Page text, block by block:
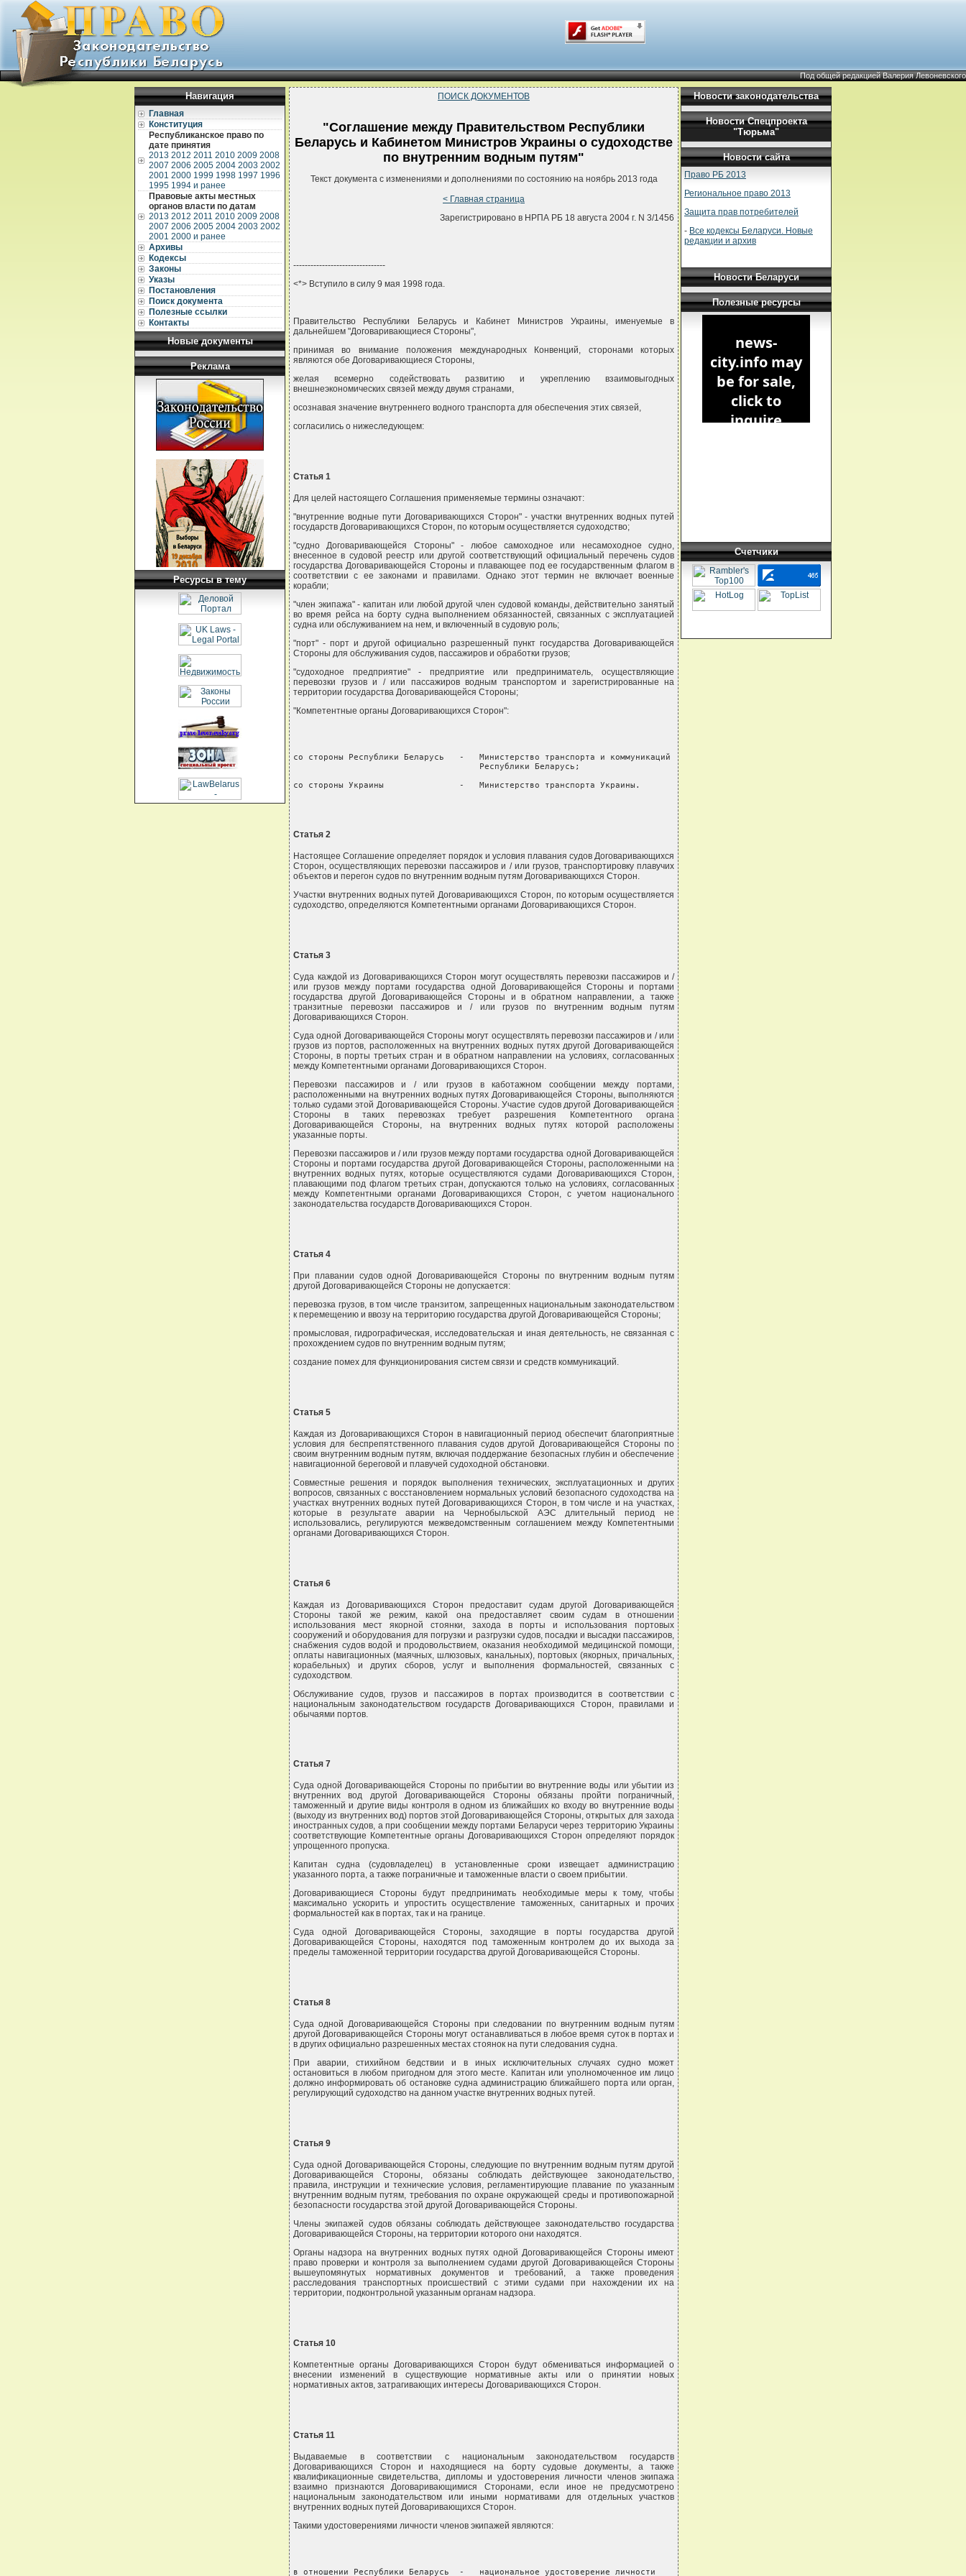
Под общей редакцией Валерия Левоневского
Навигация
Главная
Конституция
Республиканское право по
дате принятия
2013 2012 2011 2010 2009 2008
2007 2006 2005 2004 2003 2002
2001 2000 1999 1998 1997 1996
1995 1994 и ранее
Правовые акты местных
органов власти по датам
2013 2012 2011 2010 2009 2008
2007 2006 2005 2004 2003 2002
2001 2000 и ранее
Архивы
Кодексы
Законы
Указы
Постановления
Поиск документа
Полезные ссылки
Контакты
Новые документы
Реклама
Ресурсы в тему
ПОИСК ДОКУМЕНТОВ
"Соглашение между Правительством Республики
Беларусь и Кабинетом Министров Украины о судоходстве
по внутренним водным путям"
Текст документа с изменениями и дополнениями по состоянию на ноябрь 2013 года
< Главная страница
Зарегистрировано в НРПА РБ 18 августа 2004 г. N 3/1456
--------------------------------
<*> Вступило в силу 9 мая 1998 года.
Правительство Республики Беларусь и Кабинет Министров Украины, именуемые в
дальнейшем "Договаривающиеся Стороны",
принимая во внимание положения международных Конвенций, сторонами которых
являются обе Договаривающиеся Стороны,
желая всемерно содействовать развитию и укреплению взаимовыгодных
внешнеэкономических связей между двумя странами,
осознавая значение внутреннего водного транспорта для обеспечения этих связей,
согласились о нижеследующем:
Статья 1
Для целей настоящего Соглашения применяемые термины означают:
"внутренние водные пути Договаривающихся Сторон" - участки внутренних водных путей
государств Договаривающихся Сторон, по которым осуществляется судоходство;
"судно Договаривающейся Стороны" - любое самоходное или несамоходное судно,
внесенное в судовой реестр или другой соответствующий официальный перечень судов
государства Договаривающейся Стороны и плавающее под ее государственным флагом в
соответствии с ее законами и правилами. Однако этот термин не включает военные
корабли;
"член экипажа" - капитан или любой другой член судовой команды, действительно занятый
во время рейса на борту судна выполнением обязанностей, связанных с эксплуатацией
судна или обслуживанием на нем, и включенный в судовую роль;
"порт" - порт и другой официально разрешенный пункт государства Договаривающейся
Стороны для обслуживания судов, пассажиров и обработки грузов;
"судоходное предприятие" - предприятие или предприниматель, осуществляющие
перевозки грузов и / или пассажиров водным транспортом и зарегистрированные на
территории государства Договаривающейся Стороны;
"Компетентные органы Договаривающихся Сторон":
со стороны Республики Беларусь   -   Министерство транспорта и коммуникаций
                                     Республики Беларусь;
со стороны Украины               -   Министерство транспорта Украины.
Статья 2
Настоящее Соглашение определяет порядок и условия плавания судов Договаривающихся
Сторон, осуществляющих перевозки пассажиров и / или грузов, транспортировку плавучих
объектов и перегон судов по внутренним водным путям Договаривающихся Сторон.
Участки внутренних водных путей Договаривающихся Сторон, по которым осуществляется
судоходство, определяются Компетентными органами Договаривающихся Сторон.
Статья 3
Суда каждой из Договаривающихся Сторон могут осуществлять перевозки пассажиров и /
или грузов между портами государства одной Договаривающейся Стороны и портами
государства другой Договаривающейся Стороны и в обратном направлении, а также
транзитные перевозки пассажиров и / или грузов по внутренним водным путям
Договаривающихся Сторон.
Суда одной Договаривающейся Стороны могут осуществлять перевозки пассажиров и / или
грузов из портов, расположенных на внутренних водных путях другой Договаривающейся
Стороны, в порты третьих стран и в обратном направлении на условиях, согласованных
между Компетентными органами Договаривающихся Сторон.
Перевозки пассажиров и / или грузов в каботажном сообщении между портами,
расположенными на внутренних водных путях Договаривающейся Стороны, выполняются
только судами этой Договаривающейся Стороны. Участие судов другой Договаривающейся
Стороны в таких перевозках требует разрешения Компетентного органа
Договаривающейся Стороны, на внутренних водных путях которой расположены
указанные порты.
Перевозки пассажиров и / или грузов между портами государства одной Договаривающейся
Стороны и портами государства другой Договаривающейся Стороны, расположенными на
внутренних водных путях, которые осуществляются судами Договаривающихся Сторон,
плавающими под флагом третьих стран, допускаются только на условиях, согласованных
между Компетентными органами Договаривающихся Сторон, с учетом национального
законодательства государств Договаривающихся Сторон.
Статья 4
При плавании судов одной Договаривающейся Стороны по внутренним водным путям
другой Договаривающейся Стороны не допускается:
перевозка грузов, в том числе транзитом, запрещенных национальным законодательством
к перемещению и ввозу на территорию государства другой Договаривающейся Стороны;
промысловая, гидрографическая, исследовательская и иная деятельность, не связанная с
прохождением судов по внутренним водным путям;
создание помех для функционирования систем связи и средств коммуникаций.
Статья 5
Каждая из Договаривающихся Сторон в навигационный период обеспечит благоприятные
условия для беспрепятственного плавания судов другой Договаривающейся Стороны по
своим внутренним водным путям, включая поддержание безопасных глубин и обеспечение
навигационной береговой и плавучей судоходной обстановки.
Совместные решения и порядок выполнения технических, эксплуатационных и других
вопросов, связанных с восстановлением нормальных условий безопасного судоходства на
участках внутренних водных путей Договаривающихся Сторон, в том числе и на участках,
которые в результате аварии на Чернобыльской АЭС длительный период не
использовались, регулируются межведомственным соглашением между Компетентными
органами Договаривающихся Сторон.
Статья 6
Каждая из Договаривающихся Сторон предоставит судам другой Договаривающейся
Стороны такой же режим, какой она предоставляет своим судам в отношении
использования мест якорной стоянки, захода в порты и использования портовых
сооружений и оборудования для погрузки и разгрузки судов, посадки и высадки пассажиров,
снабжения судов водой и продовольствием, оказания необходимой медицинской помощи,
оплаты навигационных (маячных, шлюзовых, канальных), портовых (якорных, причальных,
корабельных) и других сборов, услуг и выполнения формальностей, связанных с
судоходством.
Обслуживание судов, грузов и пассажиров в портах производится в соответствии с
национальным законодательством государств Договаривающихся Сторон, правилами и
обычаями портов.
Статья 7
Суда одной Договаривающейся Стороны по прибытии во внутренние воды или убытии из
внутренних вод другой Договаривающейся Стороны обязаны пройти пограничный,
таможенный и другие виды контроля в одном из ближайших ко входу во внутренние воды
(выходу из внутренних вод) портов этой Договаривающейся Стороны, открытых для захода
иностранных судов, а при сообщении между портами Беларуси через территорию Украины
соответствующие Компетентные органы Договаривающихся Сторон определяют порядок
упрощенного пропуска.
Капитан судна (судовладелец) в установленные сроки извещает администрацию
указанного порта, а также пограничные и таможенные власти о своем прибытии.
Договаривающиеся Стороны будут предпринимать необходимые меры к тому, чтобы
максимально ускорить и упростить осуществление таможенных, санитарных и прочих
формальностей как в портах, так и на границе.
Суда одной Договаривающейся Стороны, заходящие в порты государства другой
Договаривающейся Стороны, находятся под таможенным контролем до их выхода за
пределы таможенной территории государства другой Договаривающейся Стороны.
Статья 8
Суда одной Договаривающейся Стороны при следовании по внутренним водным путям
другой Договаривающейся Стороны могут останавливаться в любое время суток в портах и
в других официально разрешенных местах стоянок на пути следования судна.
При аварии, стихийном бедствии и в иных исключительных случаях судно может
остановиться в любом пригодном для этого месте. Капитан или уполномоченное им лицо
должно информировать об остановке судна администрацию ближайшего порта или орган,
регулирующий судоходство на данном участке внутренних водных путей.
Статья 9
Суда одной Договаривающейся Стороны, следующие по внутренним водным путям другой
Договаривающейся Стороны, обязаны соблюдать действующее законодательство,
правила, инструкции и технические условия, регламентирующие плавание по указанным
внутренним водным путям, требования по охране окружающей среды и противопожарной
безопасности государства этой другой Договаривающейся Стороны.
Члены экипажей судов обязаны соблюдать действующее законодательство государства
Договаривающейся Стороны, на территории которого они находятся.
Органы надзора на внутренних водных путях одной Договаривающейся Стороны имеют
право проверки и контроля за выполнением судами другой Договаривающейся Стороны
вышеупомянутых нормативных документов и требований, а также проведения
расследования транспортных происшествий с этими судами при нахождении их на
территории, подконтрольной указанным органам надзора.
Статья 10
Компетентные органы Договаривающихся Сторон будут обмениваться информацией о
внесении изменений в существующие нормативные акты или о принятии новых
нормативных актов, затрагивающих интересы Договаривающихся Сторон.
Статья 11
Выдаваемые в соответствии с национальным законодательством государств
Договаривающихся Сторон и находящиеся на борту судовые документы, а также
квалификационные свидетельства, дипломы и удостоверения личности членов экипажа
взаимно признаются Договаривающимися Сторонами, если иное не предусмотрено
национальным законодательством или иными нормативами для отдельных участков
внутренних водных путей Договаривающихся Сторон.
Такими удостоверениями личности членов экипажей являются:
в отношении Республики Беларусь  -   национальное удостоверение личности
Новости законодательства
Новости Спецпроекта
"Тюрьма"
Новости сайта
Право РБ 2013
Региональное право 2013
Защита прав потребителей
- Все кодексы Беларуси. Новые
редакции и архив
Новости Беларуси
Полезные ресурсы
Счетчики